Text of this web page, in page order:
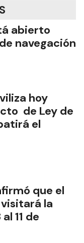
abierto
navegación
hoy
de Ley de
el
que el
la
11 de